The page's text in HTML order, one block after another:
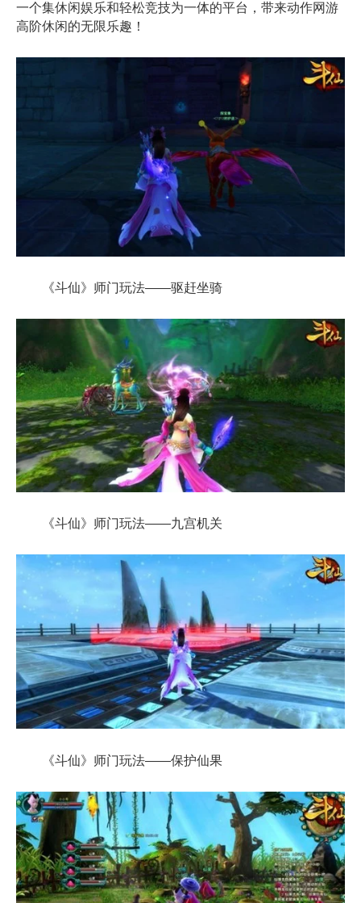
一个集休闲娱乐和轻松竞技为一体的平台，带来动作网游
高阶休闲的无限乐趣！
《斗仙》师门玩法——驱赶坐骑
《斗仙》师门玩法——九宫机关
《斗仙》师门玩法——保护仙果